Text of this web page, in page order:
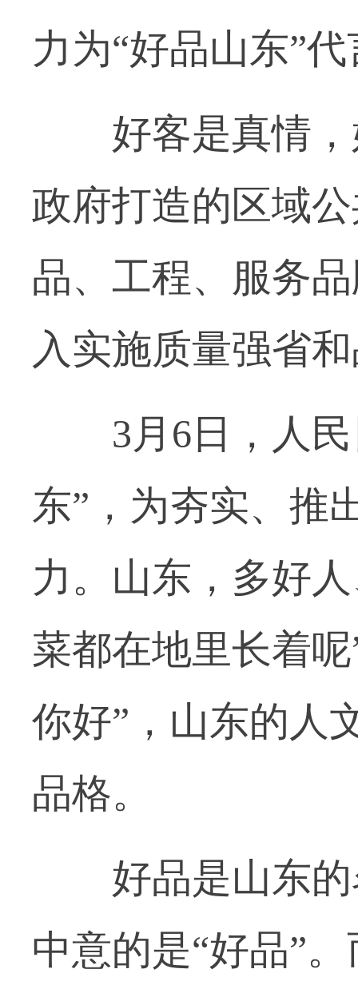
力为“好品山东”
好客是真情，
政府打造的区域
品、工程、服务
入实施质量强省
3月6日，人民
东”，为夯实、推
力。山东，多好
菜都在地里长着
你好”，山东的人
品格。
好品是山东的
中意的是“好品”